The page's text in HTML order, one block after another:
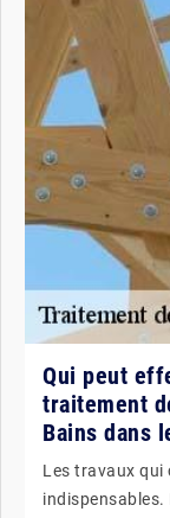
Qui peut
traitement
Bains dans
Les travaux qui